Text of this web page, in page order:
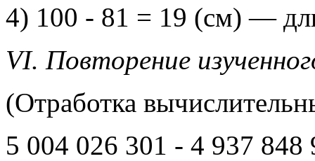
4) 100 - 81 = 19 (см) —
VI. Повторение
(Отработка
5 004 026 301 - 4 937 848